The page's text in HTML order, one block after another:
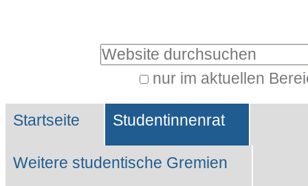
Website durchsuchen
nur im aktuellen
Suche…
Sektionen
Startseite Studentinnenrat
Weitere studentische Gremien